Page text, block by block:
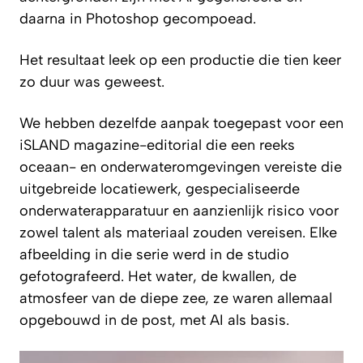
daarna in Photoshop gecompoead.
Het resultaat leek op een productie die tien keer
zo duur was geweest.
We hebben dezelfde aanpak toegepast voor een
iSLAND magazine-editorial die een reeks
oceaan- en onderwateromgevingen vereiste die
uitgebreide locatiewerk, gespecialiseerde
onderwaterapparatuur en aanzienlijk risico voor
zowel talent als materiaal zouden vereisen. Elke
afbeelding in die serie werd in de studio
gefotografeerd. Het water, de kwallen, de
atmosfeer van de diepe zee, ze waren allemaal
opgebouwd in de post, met AI als basis.